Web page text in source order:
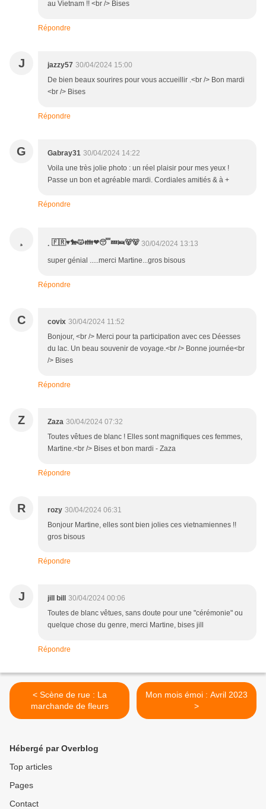
au Vietnam !! <br /> Bises
Répondre
J jazzy57 30/04/2024 15:00
De bien beaux sourires pour vous accueillir .<br /> Bon mardi
<br /> Bises
Répondre
G Gabray31 30/04/2024 14:22
Voila une très jolie photo : un réel plaisir pour mes yeux !
Passe un bon et agréable mardi. Cordiales amitiés & à +
Répondre
¸ 🇫🇷♥️🐎😾👪❤😴💤🛌🐻🐻 30/04/2024 13:13
super génial .....merci Martine...gros bisous
Répondre
C covix 30/04/2024 11:52
Bonjour, <br /> Merci pour ta participation avec ces Déesses
du lac. Un beau souvenir de voyage.<br /> Bonne journée<br
/> Bises
Répondre
Z Zaza 30/04/2024 07:32
Toutes vêtues de blanc ! Elles sont magnifiques ces femmes,
Martine.<br /> Bises et bon mardi - Zaza
Répondre
R rozy 30/04/2024 06:31
Bonjour Martine, elles sont bien jolies ces vietnamiennes !!
gros bisous
Répondre
J jill bill
30/04/2024 00:06
Toutes de blanc vêtues, sans doute pour une "cérémonie" ou
quelque chose du genre, merci Martine, bises jill
Répondre
< Scène de rue : La
marchande de fleurs
Mon mois émoi : Avril 2023
>
Hébergé par Overblog
Top articles
Pages
Contact